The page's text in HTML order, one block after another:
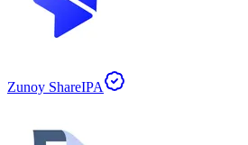
Zunoy ShareIPA